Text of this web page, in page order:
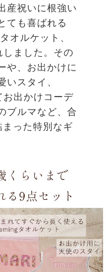
産祝いに根強い
ても喜ばれる
オルケット、
ました。その
や、お出かけに
いスタイ、
お出かけコーデ
ブルマなど、合
った特別なギ